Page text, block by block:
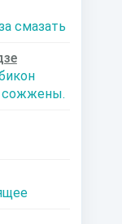
смазать
сожжены.